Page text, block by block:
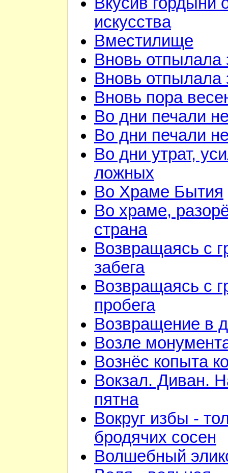
искусства
Вместилище
Вновь отпылала
Вновь отпылала
Вновь пора
Во дни печали
Во дни печали
Во дни утрат,
ложных
Во Храме Бытия
Во храме,
страна
Возвращаясь с
забега
Возвращаясь с
пробега
Возвращение в
Возле
Вознёс копыта
Вокзал. Диван.
пятна
Вокруг избы -
бродячих сосен
Волшебный